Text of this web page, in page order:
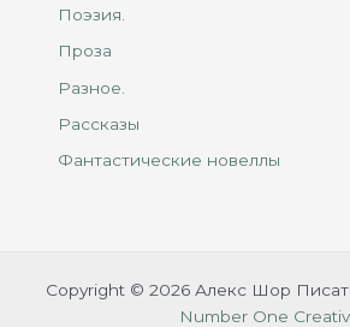
Поэзия.
Проза
Разное.
Рассказы
Фантастические новеллы
Copyright © 2026 Алекс Шор
Number One